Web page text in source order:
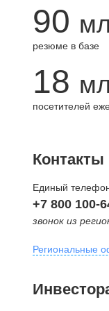
90
резюме в базе
18
посетителей
Контакты
Единый
+7 800 100-
звонок из
Региональные